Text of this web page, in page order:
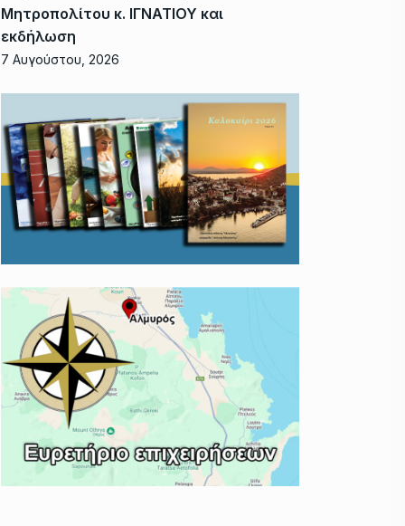
Μητροπολίτου κ. ΙΓΝΑΤΙΟΥ και
εκδήλωση
7 Αυγούστου, 2026